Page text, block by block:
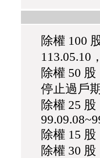
除權 100
113.05.10
除權 50
停止過戶
除權 25
除權 15
除權 30